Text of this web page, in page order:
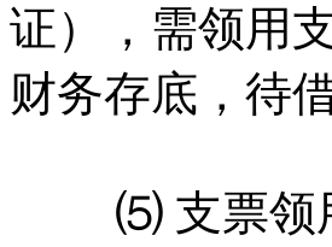
证），需领用
财务存底，待
⑸ 支票领用